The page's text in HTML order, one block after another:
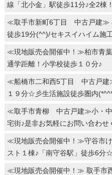
線「北小金」駅徒歩11分♪全2棟！
≪取手市新町6丁目 中古戸建≫
徒歩19分(^^)/セキスイハイム施
≪現地販売会開催中！≫柏市青
通学距離！小学校徒歩１０分♪
≪船橋市二和西5丁目 中古戸建
１９分☆彡生活施設徒歩圏内
≪取手市青柳 中古戸建≫小・中
宅街♪是非お気軽にお問い合わせ
≪現地販売会開催中！≫守谷市
スト１棟♪「南守谷駅」徒歩6分
≪現地販売会開催中！≫ 取手市